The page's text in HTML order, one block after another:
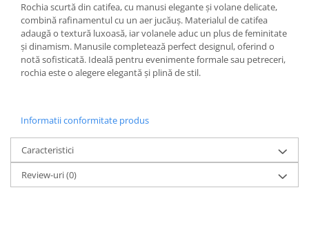
Rochia scurtă din catifea, cu manusi elegante și volane delicate,
combină rafinamentul cu un aer jucăuș. Materialul de catifea
adaugă o textură luxoasă, iar volanele aduc un plus de feminitate
și dinamism. Manusile completează perfect designul, oferind o
notă sofisticată. Ideală pentru evenimente formale sau petreceri,
rochia este o alegere elegantă și plină de stil.
Informatii conformitate produs
Caracteristici
Review-uri(0)